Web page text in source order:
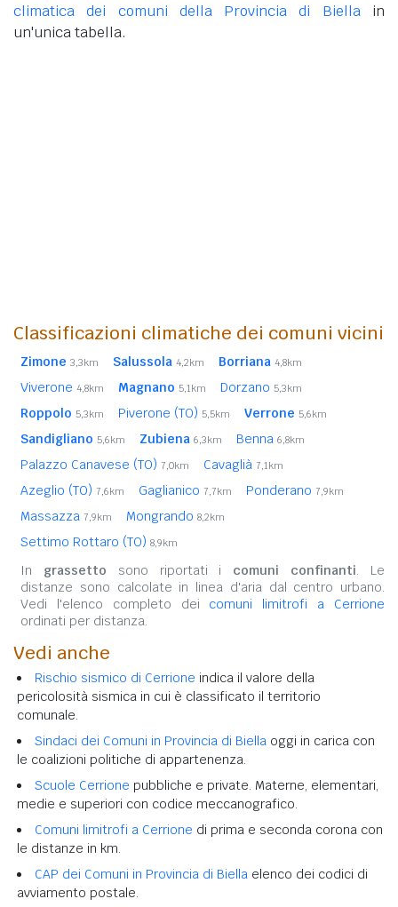
climatica dei comuni della Provincia di Biellain
un'unica tabella.
Classificazioni climatiche dei comuni vicini
Zimone 3,3km Salussola 4,2km Borriana 4,8km
Viverone 4,8km Magnano 5,1km Dorzano 5,3km
Roppolo 5,3km Piverone (TO) 5,5km Verrone 5,6km
Sandigliano 5,6km Zubiena 6,3km Benna 6,8km
Palazzo Canavese (TO) 7,0km Cavaglià 7,1km
Azeglio (TO) 7,6km Gaglianico 7,7km Ponderano 7,9km
Massazza 7,9km Mongrando 8,2km
Settimo Rottaro (TO) 8,9km
In grassetto sono riportati i comuni confinanti. Le
distanze sono calcolate in linea d'aria dal centro urbano.
Vedi l'elenco completo dei comuni limitrofi a Cerrione
ordinati per distanza.
Vedi anche
Rischio sismico di Cerrione indica il valore della
pericolosità sismica in cui è classificato il territorio
comunale.
Sindaci dei Comuni in Provincia di Biella oggi in carica con
le coalizioni politiche di appartenenza.
Scuole Cerrione pubbliche e private. Materne, elementari,
medie e superiori con codice meccanografico.
Comuni limitrofi a Cerrione di prima e seconda corona con
le distanze in km.
CAP dei Comuni in Provincia di Biella elenco dei codici di
avviamento postale.